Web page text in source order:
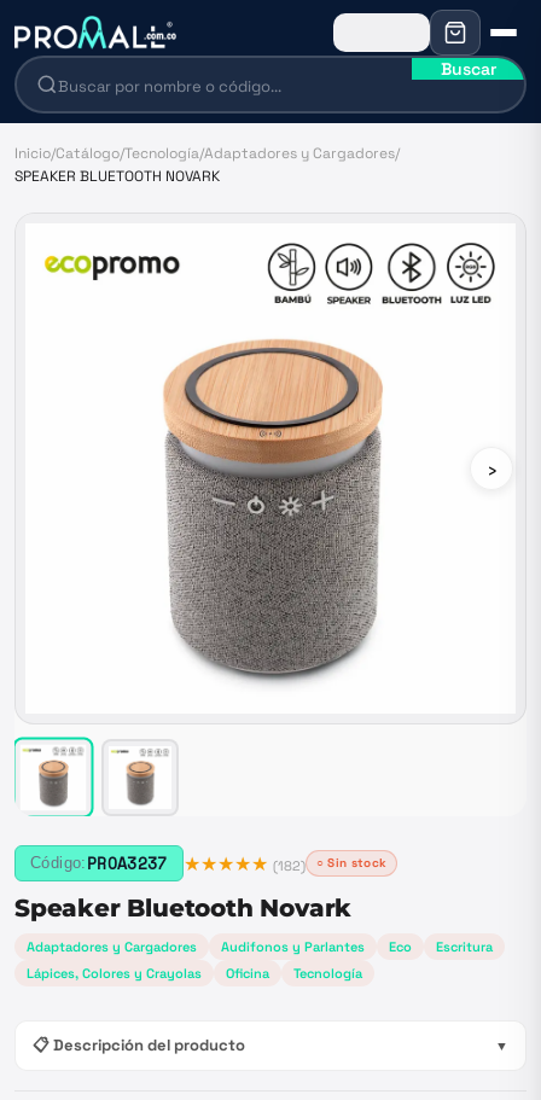
Buscar
Inicio/Catálogo/Tecnología/Adaptadores y Cargadores/
SPEAKER BLUETOOTH NOVARK
›
Código: PROA3237 ★★★★★ (182) ○ Sin stock
Speaker Bluetooth Novark
Adaptadores y Cargadores Audifonos y Parlantes Eco
Escritura
Lápices, Colores y Crayolas
Oficina Tecnología
📋 Descripción del producto ▼